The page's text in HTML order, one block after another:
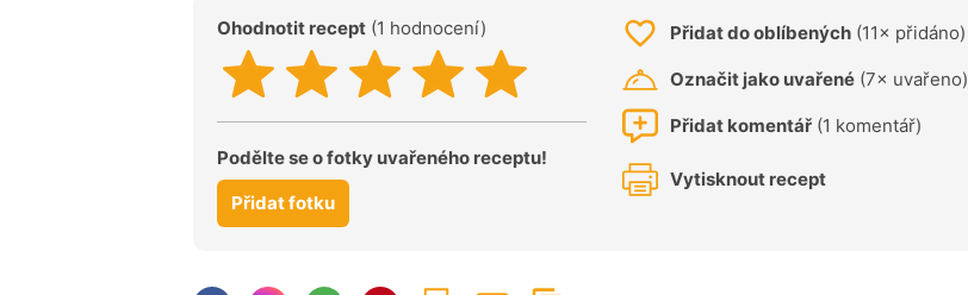
Ohodnotit recept (1 hodnocení)
Podělte se o fotky uvařeného receptu!
Přidat fotku
Přidat do oblíbených (11× přidáno)
Označit jako uvařené (7× uvařeno)
Přidat komentář (1 komentář)
Vytisknout recept